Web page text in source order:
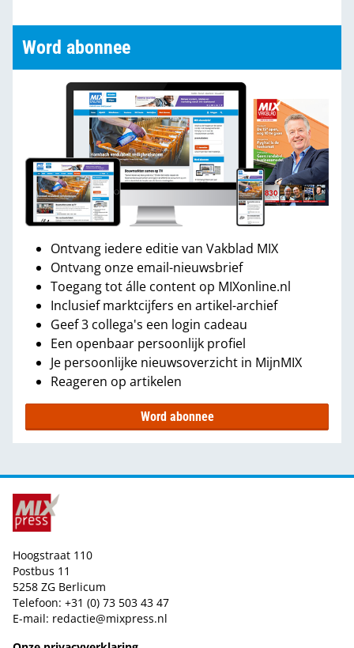
Word abonnee
Ontvang iedere editie van Vakblad MIX
Ontvang onze email-nieuwsbrief
Toegang tot álle content op MIXonline.nl
Inclusief marktcijfers en artikel-archief
Geef 3 collega's een login cadeau
Een openbaar persoonlijk profiel
Je persoonlijke nieuwsoverzicht in MijnMIX
Reageren op artikelen
Word abonnee
Hoogstraat 110
Postbus 11
5258 ZG Berlicum
Telefoon: +31 (0) 73 503 43 47
E-mail: redactie@mixpress.nl